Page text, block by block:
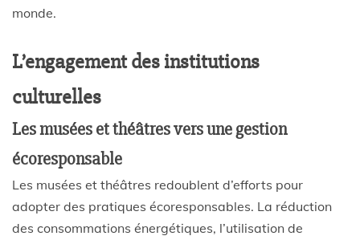
monde.
L’engagement des institutions
culturelles
Les musées et théâtres vers une gestion
écoresponsable
Les musées et théâtres redoublent d’efforts pour
adopter des pratiques écoresponsables. La réduction
des consommations énergétiques, l’utilisation de